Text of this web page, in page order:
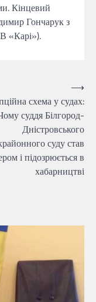
Кінцевий
Гончарук з
«Карі»).
схема у судах:
суддя Білгород-
Дністровського
суду став
і підозрюється в
хабарництві
⟶